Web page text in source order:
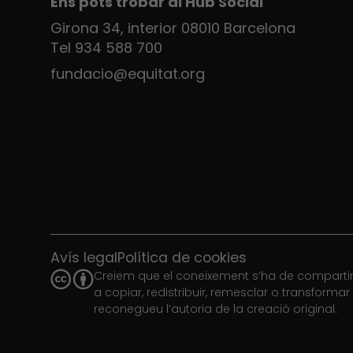
Girona 34, interior 08010 Barcelona
Tel 934 588 700
fundacio@equitat.org
Avís legalPolítica de cookies
Creiem que el coneixement s’ha de
a copiar, redistribuir, remesclar o
reconegueu l’autoria de la creació original.